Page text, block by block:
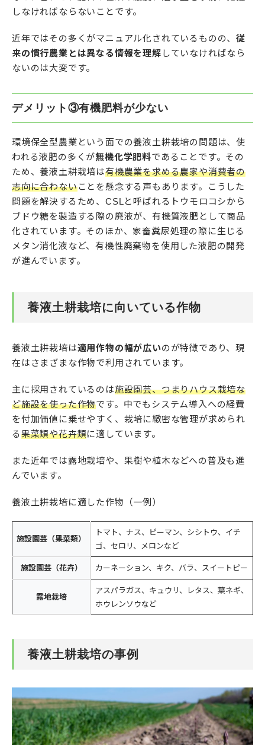
しなければならないことです。
近年ではその多くがマニュアル化されているものの、従
来の慣行農業とは異なる情報を理解 していなければなら
ないのは大変です。
デメリット③有機肥料が少ない
環境保全型農業という面での養液土耕栽培の問題は、使
われる液肥の多くが無機化学肥料であることです。その
ため、養液土耕栽培は有機農業を求める農家や消費者の
志向に合わないことを懸念する声もあります。こうした
問題を解決するため、CSLと呼ばれるトウモロコシから
ブドウ糖を製造する際の廃液が、有機質液肥として商品
化されています。そのほか、家畜糞尿処理の際に生じる
メタン消化液など、有機性廃棄物を使用した液肥の開発
が進んでいます。
養液土耕栽培に向いている作物
養液土耕栽培は適用作物の幅が広いのが特徴であり、現
在はさまざまな作物で利用されています。
主に採用されているのは施設園芸、つまりハウス栽培な
ど施設を使った作物です。中でもシステム導入への経費
を付加価値に乗せやすく、栽培に緻密な管理が求められ
る 果菜類や花卉類に適しています。
また近年では露地栽培や、果樹や植木などへの普及も進
んでいます。
養液土耕栽培に適した作物（一例）
施設園芸（果菜類）
トマト、ナス、ピーマン、シシトウ、イチ
ゴ、セロリ、メロンなど
施設園芸（花卉） カーネーション、キク、バラ、スイートピー
露地栽培
アスパラガス、キュウリ、レタス、葉ネギ、
ホウレンソウなど
養液土耕栽培の事例